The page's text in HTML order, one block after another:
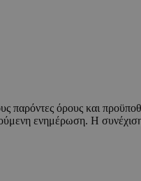
όρους και
ενημέρωση. Η